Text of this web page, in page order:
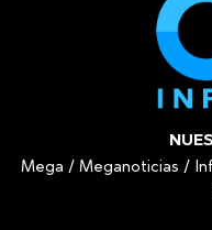
Mega / Meganoticias /